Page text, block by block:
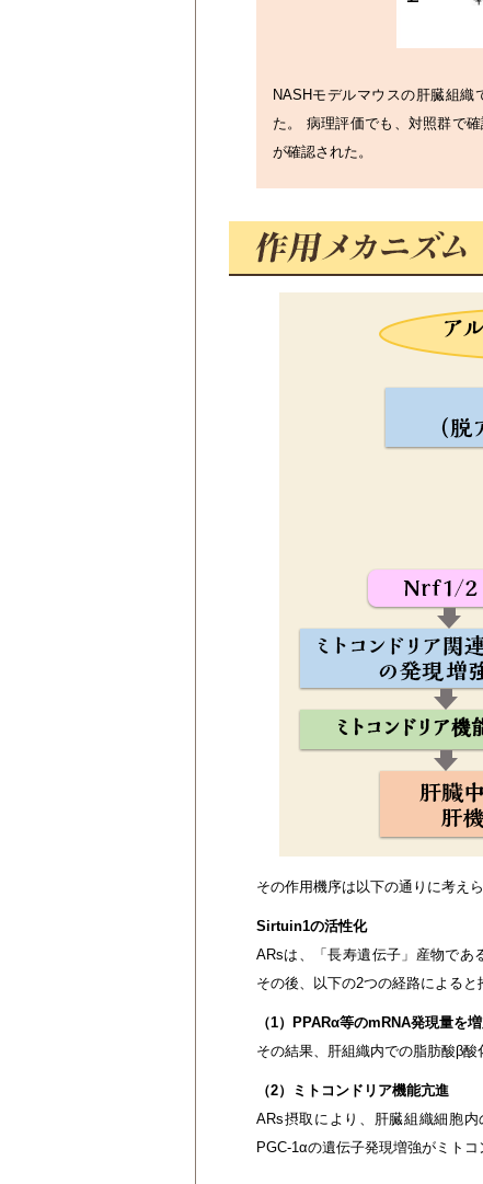
NASHモデルマウスの肝臓組
た。 病理評価でも、対照群で
が確認された。
その作用機序は以下の通りに考えら
Sirtuin1の活性化
ARsは、「長寿遺伝子」産物であ
その後、以下の2つの経路によると
（1）PPARα等のmRNA発現量を
その結果、肝組織内での脂肪酸β酸
（2）ミトコンドリア機能亢進
ARs摂取により、肝臓組織細胞
PGC-1αの遺伝子発現増強がミト